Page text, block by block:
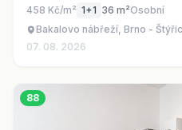
458 Kč/m² 1+1 36 m²Osobní
Bakalovo nábřeží, Brno -
07. 08. 2026
88